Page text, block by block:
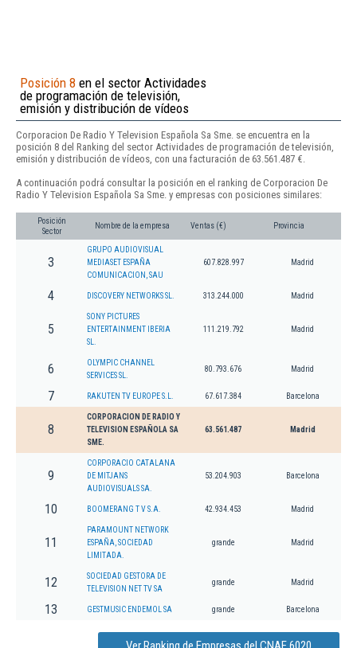
Posición 8 en el sector Actividades
de programación de televisión,
emisión y distribución de vídeos
Corporacion De Radio Y Television Española Sa Sme. se encuentra en la
posición 8 del Ranking del sector Actividades de programación de televisión,
emisión y distribución de vídeos, con una facturación de 63.561.487 €.
A continuación podrá consultar la posición en el ranking de Corporacion De
Radio Y Television Española Sa Sme. y empresas con posiciones similares:
Posición
Sector
Nombre de la empresa Ventas (€) Provincia
3
GRUPO AUDIOVISUAL
MEDIASET ESPAÑA
COMUNICACION, SAU
607.828.997 Madrid
4 DISCOVERY NETWORKS SL. 313.244.000 Madrid
5
SONY PICTURES
ENTERTAINMENT IBERIA
SL.
111.219.792 Madrid
6
OLYMPIC CHANNEL
SERVICES SL.
80.793.676 Madrid
7 RAKUTEN TV EUROPE S.L. 67.617.384 Barcelona
8
CORPORACION DE RADIO Y
TELEVISION ESPAÑOLA SA
SME.
63.561.487 Madrid
9
CORPORACIO CATALANA
DE MITJANS
AUDIOVISUALS SA.
53.204.903 Barcelona
10 BOOMERANG T V S.A. 42.934.453 Madrid
11
PARAMOUNT NETWORK
ESPAÑA, SOCIEDAD
LIMITADA.
grande Madrid
12
SOCIEDAD GESTORA DE
TELEVISION NET TV SA
grande Madrid
13 GESTMUSIC ENDEMOL SA grande Barcelona